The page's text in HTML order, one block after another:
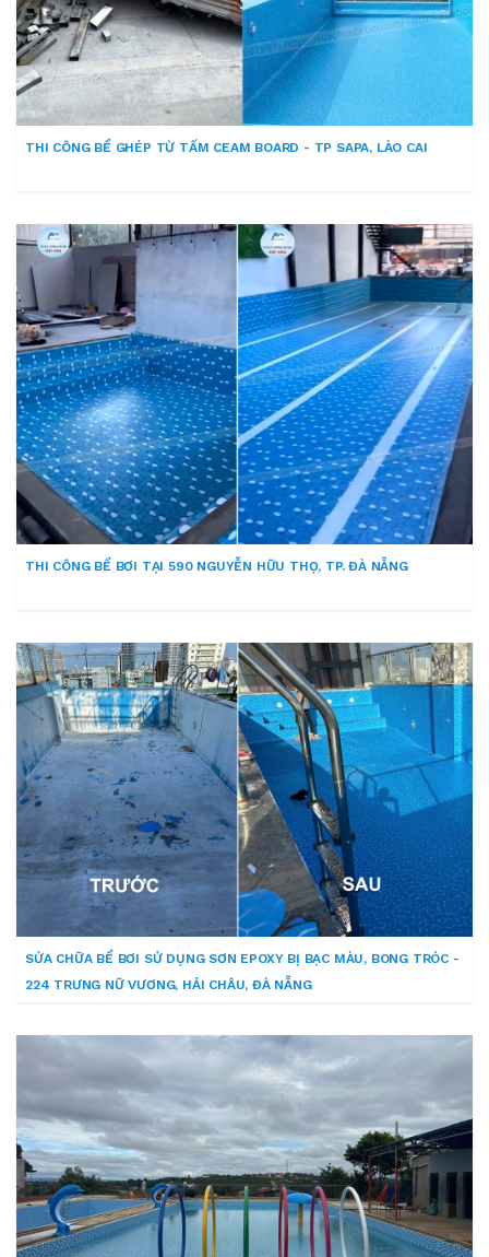
THI CÔNG BỂ GHÉP TỪ TẤM CEAM BOARD - TP SAPA, LÀO CAI
THI CÔNG BỂ BƠI TẠI 590 NGUYỄN HỮU THỌ, TP. ĐÀ NẴNG
SỬA CHỮA BỂ BƠI SỬ DỤNG SƠN EPOXY BỊ BẠC MÀU, BONG TRÓC -
224 TRƯNG NỮ VƯƠNG, HẢI CHÂU, ĐÀ NẴNG